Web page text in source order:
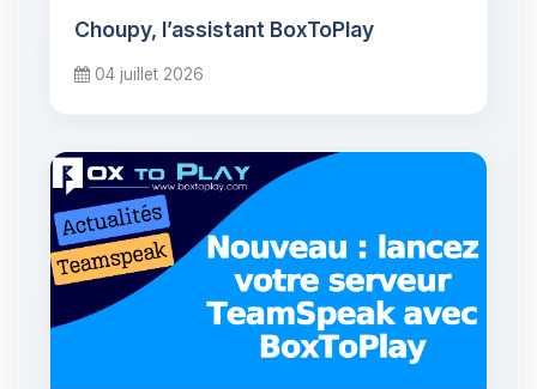
Choupy, l’assistant BoxToPlay
04 juillet 2026